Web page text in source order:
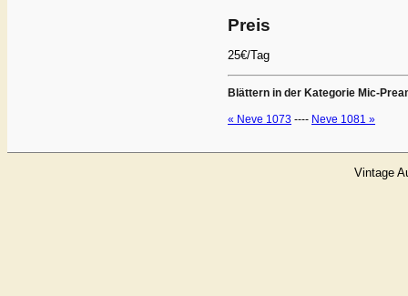
Preis
25€/Tag
Blättern in der Kategorie Mic-
« Neve 1073 ---- Neve 1081 »
Vintage